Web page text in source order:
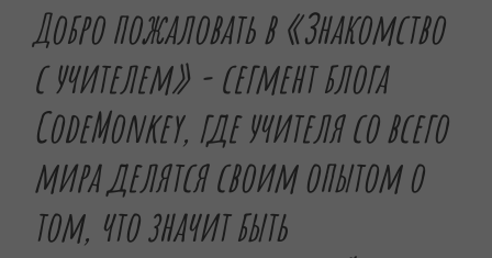
Добро пожаловать в «Знакомство
с учителем» - сегмент блога
CodeMonkey, где учителя со всего
мира делятся своим опытом о
том, что значит быть